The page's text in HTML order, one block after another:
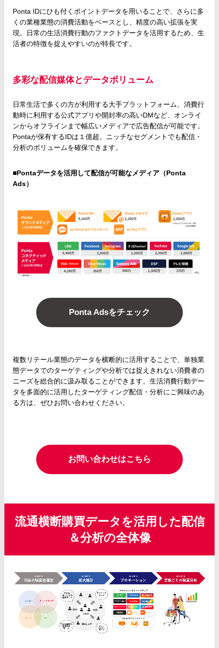
Ponta IDにひも付くポイントデータを用いることで、さらに多
くの業種業態の消費活動をベースとし、精度の高い拡張を実
現。日常の生活消費行動のファクトデータを活用するため、生
活者の特徴を捉えやすいのが特長です。
多彩な配信媒体とデータボリューム
日常生活で多くの方が利用する大手プラットフォーム、消費行
動時に利用する公式アプリや開封率の高いDMなど、オンライ
ンからオフラインまで幅広いメディアで広告配信が可能です。
Pontaが保有するIDは１億超。ニッチなセグメントでも配信・
分析のボリュームを確保できます。
■Pontaデータを活用して配信が可能なメディア（Ponta
Ads）
Ponta Adsをチェック
複数リテール業態のデータを横断的に活用することで、単独業
態データでのターゲティングや分析では捉えきれない消費者の
ニーズを総合的に汲み取ることができます。生活消費行動デー
タを多面的に活用したターゲティング配信・分析にご興味のあ
る方は、ぜひお問い合わせください。
お問い合わせはこちら
流通横断購買データを活用した配信
＆分析の全体像